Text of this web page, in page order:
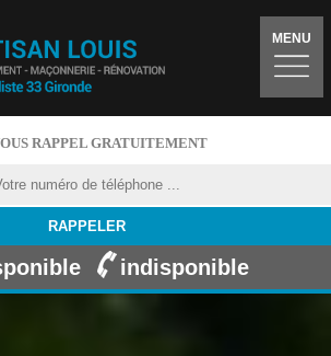
MENU
RAPPEL GRATUITEMENT
indisponible